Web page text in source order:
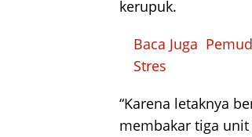
kerupuk.
Baca Juga
Stres
“Karena letaknya
membakar tiga